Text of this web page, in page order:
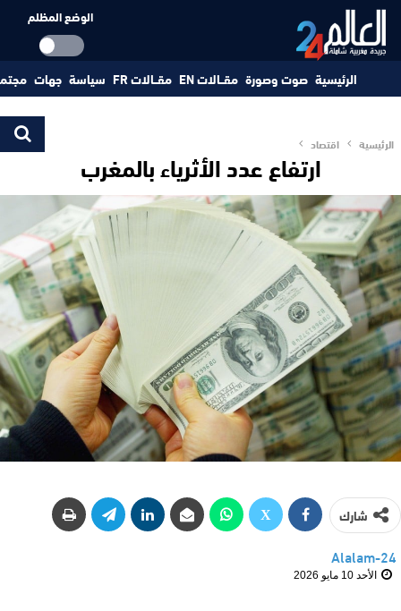
الوضع المظلم
الرئيسية صوت وصورة مقــالات EN مقــالات FR سياسة جهات
الرئيسية اقتصاد
ارتفاع عدد الأثرياء بالمغرب
شارك
Alalam-24
الأحد 10 مايو 2026